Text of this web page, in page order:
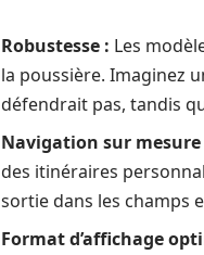
Robustesse : Les
la poussière. Imaginez
défendrait pas, tandis
Navigation sur mesure
des itinéraires
sortie dans les champs
Format d’affichage